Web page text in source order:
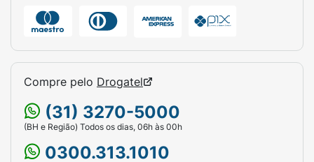
Compre pelo Drogatel
(31) 3270-5000
(BH e Região) Todos os dias, 06h às 00h
0300.313.1010